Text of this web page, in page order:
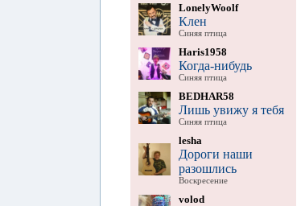
LonelyWoolf
Клен
Синяя птица
Haris1958
Когда-нибудь
Синяя птица
BEDHAR58
Лишь увижу я тебя
Синяя птица
lesha
Дороги наши
разошлись
Воскресение
volod